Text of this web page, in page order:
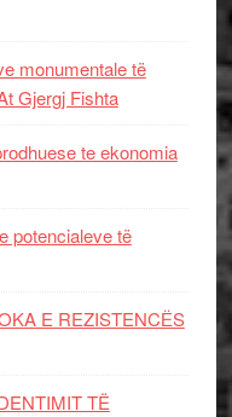
monumentale të
Gjergj Fishta
te ekonomia
potencialeve të
E REZISTENCЁS
TË